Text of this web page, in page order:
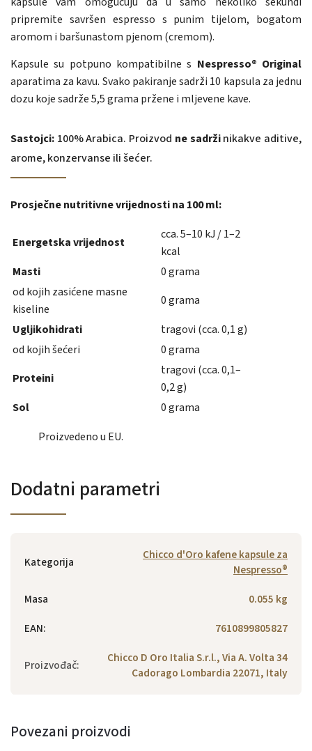
pripremite savršen espresso s punim tijelom, bogatom
aromom i baršunastom pjenom (cremom).
Kapsule su potpuno kompatibilne s Nespresso® Original
aparatima za kavu. Svako pakiranje sadrži 10 kapsula za jednu
dozu koje sadrže 5,5 grama pržene i mljevene kave.
Sastojci: 100% Arabica. Proizvod ne sadržinikakve aditive,
arome, konzervanse ili šećer.
Prosječne nutritivne vrijednosti na 100 ml:
Energetska vrijednost
cca. 5–10 kJ / 1–2
kcal
Masti
0 grama
od kojih zasićene masne
kiseline
0 grama
Ugljikohidrati
tragovi (cca. 0,1 g)
od kojih šećeri
0 grama
Proteini
tragovi (cca. 0,1–
0,2 g)
Sol
0 grama
Proizvedeno u EU.
Dodatni parametri
Kategorija
Chicco d'Oro kafene kapsule za
Nespresso®
Masa
0.055 kg
EAN: 7610899805827
Proizvođač:
Chicco D Oro Italia S.r.l., Via A. Volta 34
Cadorago Lombardia 22071, Italy
Povezani proizvodi